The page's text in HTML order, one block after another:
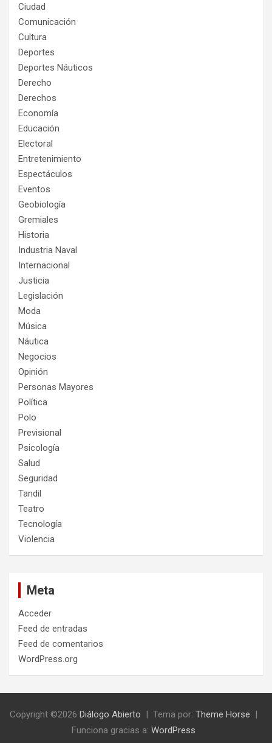
Ciudad
Comunicación
Cultura
Deportes
Deportes Náuticos
Derecho
Derechos
Economía
Educación
Electoral
Entretenimiento
Espectáculos
Eventos
Geobiología
Gremiales
Historia
Industria Naval
Internacional
Justicia
Legislación
Moda
Música
Náutica
Negocios
Opinión
Personas Mayores
Política
Polo
Previsional
Psicología
Salud
Seguridad
Tandil
Teatro
Tecnología
Violencia
Meta
Acceder
Feed de entradas
Feed de comentarios
WordPress.org
Copyright ©2026 Diálogo Abierto Tema por: Theme Horse
Funciona gracias a: WordPress